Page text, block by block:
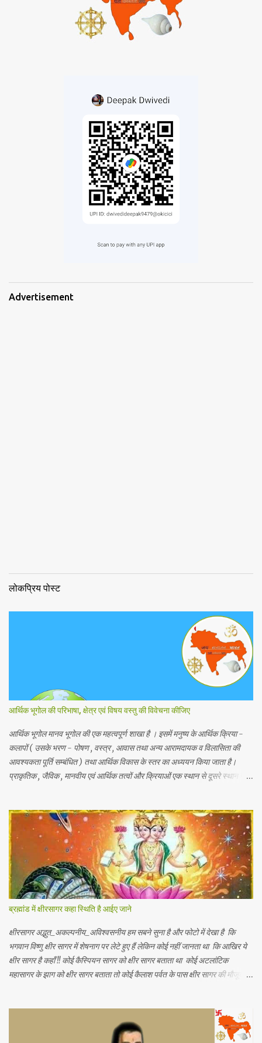
Advertisement
लोकप्रिय पोस्ट
आर्थिक भूगोल की परिभाषा, क्षेत्र एवं विषय वस्तु की विवेचना कीजिए
आर्थिक भूगोल मानव भूगोल की एक महत्वपूर्ण शाखा है । इसमें मनुष्य के आर्थिक क्रिया -
कलापों ( उसके भरण - पोषण , वस्त्र , आवास तथा अन्य आरामदायक व विलासिता की
आवश्यकता पूर्ति सम्बंधित ) तथा आर्थिक विकास के स्तर का अध्ययन किया जाता है।
प्राकृतिक , जैविक , मानवीय एवं आर्थिक तत्वों और क्रियाओं एक स्थान से दूसरे स्थान पर
विद्वानों ने निम्नलिखित प्रमुख परिभाषाएं दी है। 1.प्रो . ब्राउन के शब्दों में - आर्थिक भूगोल
की वह शाखा है जिसमें प्राकृतिक वातावरण ( जड़ और चेतन ) के मनुष्य की आर्थिक
क्रियाओं पर पड़ने वाले प्रभावों का अध्ययन होता है। 2. रूरबैक के शब्दों में - "आर्थिक
भूगोल एक क्षेत्र के आर्थिक जीवन क वर्णन है, जिसके अन्तर्गत भौगोलिक वातावरण के
नियंत्रण या प्रभाव को आर्थिक जन जीवन पर देखा जा सकें। " 3. आर. ई मरफी के
अनुसार -" आर्थिक भूगोल मनुष्य के जीवकोपार्जन की विधियों में से एक स्था...
ब्रह्मांड में क्षीरसागर कहा स्थिति है आईए जाने
क्षीरसागर अद्भुत_अकल्पनीय_अविश्वसनीय हम सबने सुना है और फोटो में देखा है कि
भगवान विष्णु क्षीर सागर में शेषनाग पर लेटे हुए हैं लेकिन कोई नहीं जानता था कि आखिर ये
क्षीर सागर है कहाँ !! कोई कैस्पियन सागर को क्षीर सागर बताता था कोई अटलांटिक
महासागर के झाग को क्षीर सागर बताता तो कोई कैलाश पर्वत के पास क्षीर सागर की मौजूदगी
बड़ा है जिसमें पृथ्वी पर मौजूद कुल पानी से 140 ट्रिलियन गुणा अधिक पानी है (1
ट्रिलियन = 1 लाख करोड़) अंतरिक्ष में पानी का ये असीमित महासागर हमारी पृथ्वी से